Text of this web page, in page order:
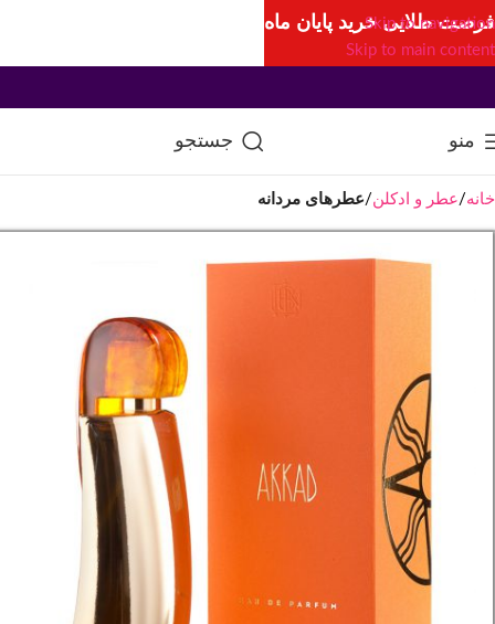
Skip to navigation
Skip to main content
منو جستجو
خانه عطر و ادکلن عطرهای مردانه
فرصت طلایی خرید پایان ماه